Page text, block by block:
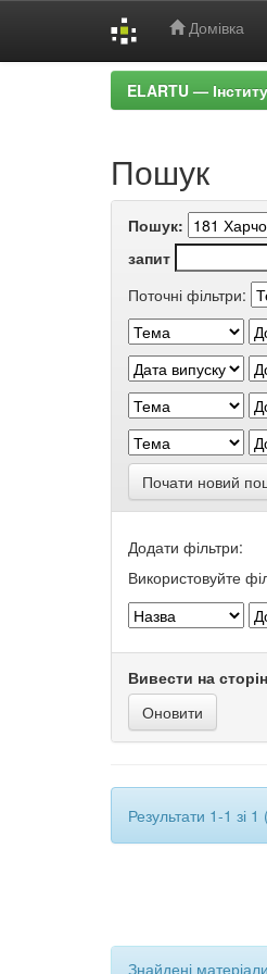
Домівка
ELARTU —
Пошук
Пошук:
запит
Поточні фільтри:
Почати новий
Додати фільтри:
Використовуйте
Вивести на
Результати 1-1 зі
Знайдені